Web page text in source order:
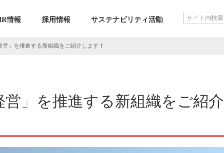
情報 採用情報 サステナビリティ活動
」を推進する新組織をご紹介します！
」を推進する新組織をご紹介